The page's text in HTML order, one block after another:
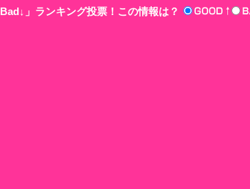
」ランキング投票！この情報は？